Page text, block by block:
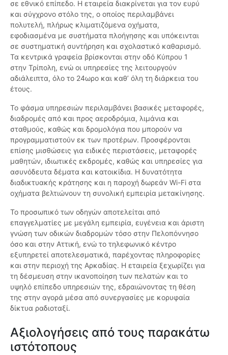
σε εθνικό επίπεδο. Η εταιρεία διακρίνεται για τον ευρύ
και σύγχρονο στόλο της, ο οποίος περιλαμβάνει
πολυτελή, πλήρως κλιματιζόμενα οχήματα,
εφοδιασμένα με συστήματα πλοήγησης και υπόκεινται
σε συστηματική συντήρηση και σχολαστικό καθαρισμό.
Τα κεντρικά γραφεία βρίσκονται στην οδό Κύπρου 1
στην Τρίπολη, ενώ οι υπηρεσίες της λειτουργούν
αδιάλειπτα, όλο το 24ωρο και καθ’ όλη τη διάρκεια του
έτους.
Το φάσμα υπηρεσιών περιλαμβάνει βασικές μεταφορές,
διαδρομές από και προς αεροδρόμια, λιμάνια και
σταθμούς, καθώς και δρομολόγια που μπορούν να
προγραμματιστούν εκ των προτέρων. Προσφέρονται
επίσης μισθώσεις για ειδικές περιστάσεις, μεταφορές
μαθητών, ιδιωτικές εκδρομές, καθώς και υπηρεσίες για
ασυνόδευτα δέματα και κατοικίδια. Η δυνατότητα
διαδικτυακής κράτησης και η παροχή δωρεάν Wi-Fi στα
οχήματα βελτιώνουν τη συνολική εμπειρία μετακίνησης.
Το προσωπικό των οδηγών αποτελείται από
επαγγελματίες με μεγάλη εμπειρία, ευγένεια και άριστη
γνώση των οδικών διαδρομών τόσο στην Πελοπόννησο
όσο και στην Αττική, ενώ το τηλεφωνικό κέντρο
εξυπηρετεί αποτελεσματικά, παρέχοντας πληροφορίες
και στην περιοχή της Αρκαδίας. Η εταιρεία ξεχωρίζει για
τη δέσμευση στην ικανοποίηση των πελατών και το
υψηλό επίπεδο υπηρεσιών της, εδραιώνοντας τη θέση
της στην αγορά μέσα από συνεργασίες με κορυφαία
δίκτυα ραδιοταξί.
Αξιολογήσεις από τους παρακάτω
ιστότοπους